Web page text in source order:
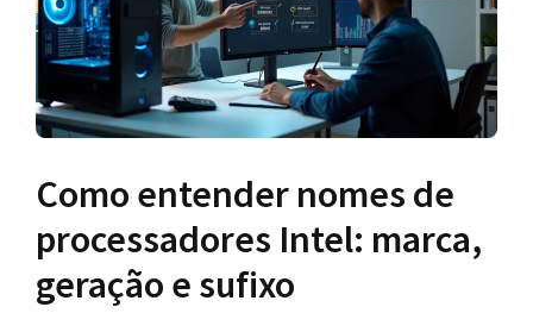
Como entender nomes de
processadores Intel: marca,
geração e sufixo